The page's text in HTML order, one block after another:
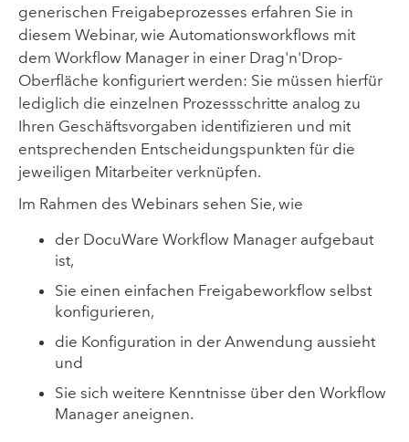
generischen Freigabeprozesses erfahren Sie in
diesem Webinar, wie Automationsworkflows mit
dem Workflow Manager in einer Drag'n'Drop-
Oberfläche konfiguriert werden: Sie müssen hierfür
lediglich die einzelnen Prozessschritte analog zu
Ihren Geschäftsvorgaben identifizieren und mit
entsprechenden Entscheidungspunkten für die
jeweiligen Mitarbeiter verknüpfen.
Im Rahmen des Webinars sehen Sie, wie
der DocuWare Workflow Manager aufgebaut
ist,
Sie einen einfachen Freigabeworkflow selbst
konfigurieren,
die Konfiguration in der Anwendung aussieht
und
Sie sich weitere Kenntnisse über den Workflow
Manager aneignen.